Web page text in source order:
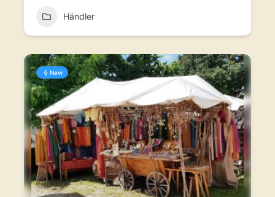
Händler
New